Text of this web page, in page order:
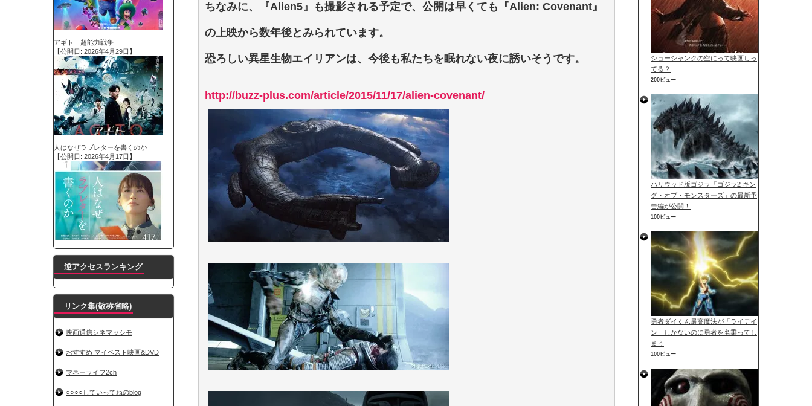
ちなみに、『Alien5』も撮影される予定で、公開は早くても『Alien: Covenant』
の上映から数年後とみられています。
恐ろしい異星生物エイリアンは、今後も私たちを眠れない夜に誘いそうです。
http://buzz-plus.com/article/2015/11/17/alien-covenant/
アギト 超能力戦争
【公開日: 2026年4月29日】
人はなぜラブレターを書くのか
【公開日: 2026年4月17日】
逆アクセスランキング
リンク集(敬称省略)
映画通信シネマッシモ
おすすめ マイベスト映画&DVD
マネーライフ2ch
○○○○していってねのblog
ショーシャンクの空にって映画しっ
てる？
200ビュー
ハリウッド版ゴジラ「ゴジラ2 キン
グ・オブ・モンスターズ」の最新予
告編が公開！
100ビュー
勇者ダイくん最高魔法が「ライデイ
ン」しかないのに勇者を名乗ってし
まう
100ビュー